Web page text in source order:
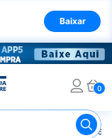
Baixar
0
Óleo